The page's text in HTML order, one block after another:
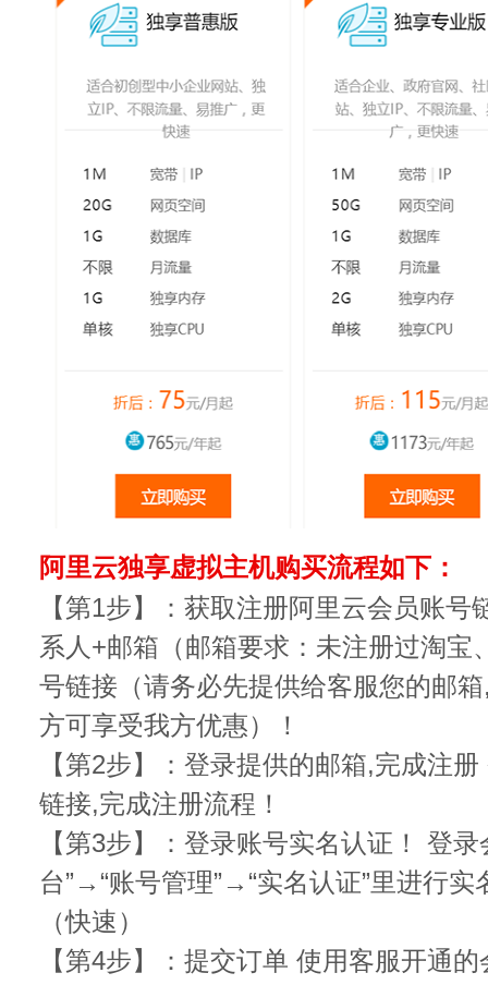
阿里云独享虚拟主机购买流程如下：
【第1步】：获取注册阿里云会员账
系人+邮箱（邮箱要求：未注册过淘宝
号链接（请务必先提供给客服您的邮
方可享受我方优惠）！
【第2步】：登录提供的邮箱,完成注
链接,完成注册流程！
【第3步】：登录账号实名认证！ 登
台”→“账号管理”→“实名认证”里进行
（快速）
【第4步】：提交订单 使用客服开通